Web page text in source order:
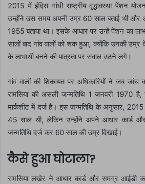
2015 में इंदिरा गांधी राष्ट्रीय वृद्धावस्था पेंशन
उन्होंने उस समय अपनी उम्र 60 साल बताई थी और
1955 बताया था। इसके आधार पर उन्हें पेंशन का
सालों बाद गांव वालों को शक हुआ, क्योंकि उनकी उम्र
के लाभार्थी बनने की पात्रता पर सवाल उठने लगे।
गांव वालों की शिकायत पर अधिकारियों ने जब
रामसिया की असली जन्मतिथि 1 जनवरी 1970 है,
मार्कशीट में दर्ज है। इस जन्मतिथि के अनुसार,
45 साल थी, लेकिन उन्होंने अपने आधार कार्ड
जन्मतिथि दर्ज कर 60 साल की उम्र दिखाई।
कैसे हुआ घोटाला?
रामसिया लखेर ने आधार कार्ड और समग्र आईडी